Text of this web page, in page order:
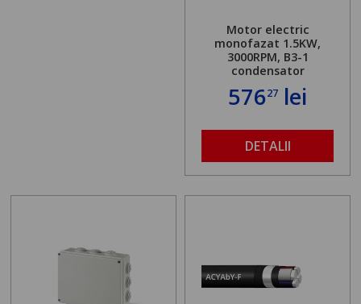
Motor electric
monofazat 1.5KW,
3000RPM, B3-1
condensator
57627 lei
DETALII